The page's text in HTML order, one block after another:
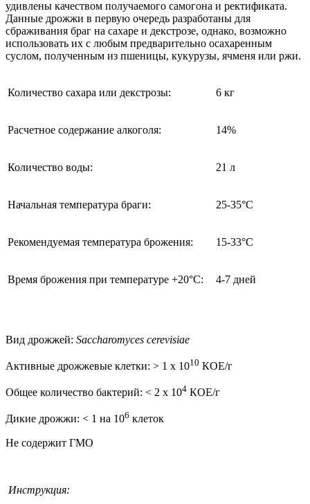
удивлены качеством получаемого самогона и ректификата.
Данные дрожжи в первую очередь разработаны для
сбраживания браг на сахаре и декстрозе, однако, возможно
использовать их с любым предварительно осахаренным
суслом, полученным из пшеницы, кукурузы, ячменя или ржи.
Количество сахара или декстрозы: 6 кг
Расчетное содержание алкоголя: 14%
Количество воды: 21 л
Начальная температура браги: 25-35°C
Рекомендуемая температура брожения: 15-33°C
Время брожения при температуре +20°C: 4-7 дней
Вид дрожжей: Saccharomyces cerevisiae
Активные дрожжевые клетки: > 1 x 1010 КОЕ/г
Общее количество бактерий: < 2 x 104 КОЕ/г
Дикие дрожжи: < 1 на 106 клеток
Не содержит ГМО
Инструкция: